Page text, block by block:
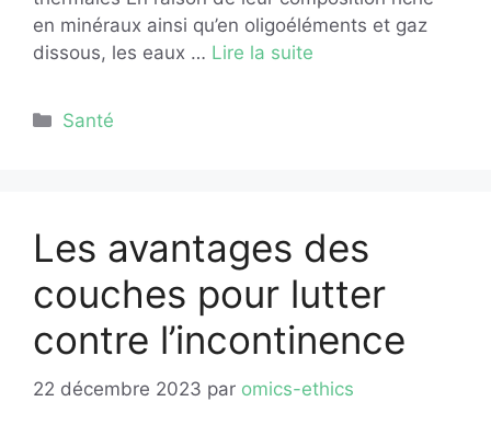
en minéraux ainsi qu’en oligoéléments et gaz
dissous, les eaux … Lire la suite
Catégories
Santé
Les avantages des
couches pour lutter
contre l’incontinence
22 décembre 2023 par omics-ethics